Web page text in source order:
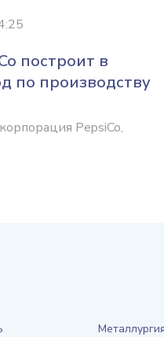
построит в
по производству
PepsiCo,
Металлургия